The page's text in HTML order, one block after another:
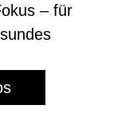
– für